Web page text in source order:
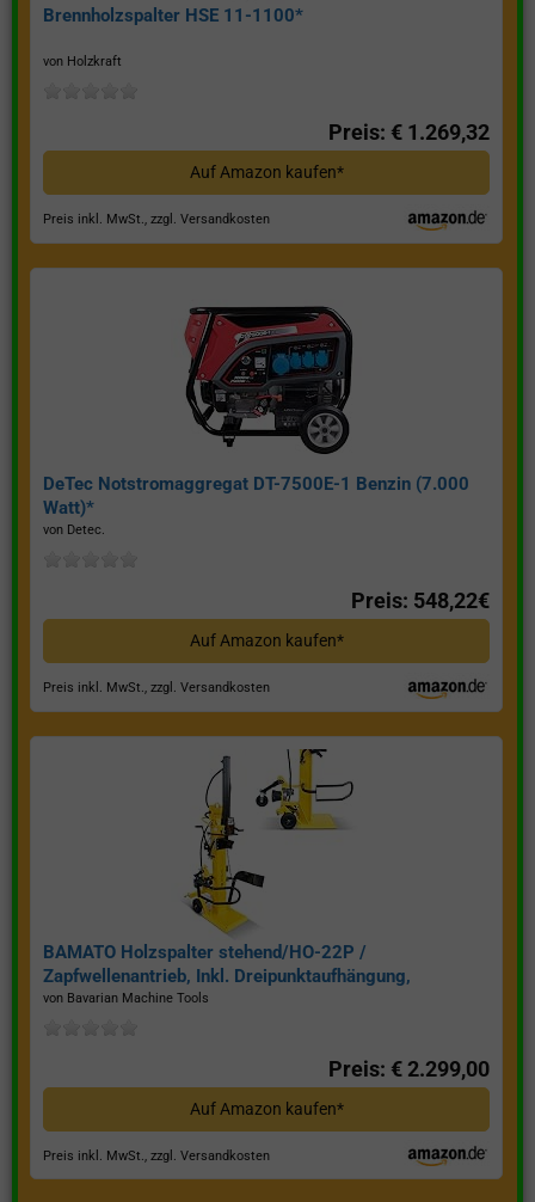
Brennholzspalter HSE 11-1100*
von Holzkraft
Preis: € 1.269,32
Auf Amazon kaufen*
Preis inkl. MwSt., zzgl. Versandkosten
DeTec Notstromaggregat DT-7500E-1 Benzin (7.000
Watt)*
von Detec.
Preis: 548,22€
Auf Amazon kaufen*
Preis inkl. MwSt., zzgl. Versandkosten
BAMATO Holzspalter stehend/HO-22P /
Zapfwellenantrieb, Inkl. Dreipunktaufhängung,
Spaltkraft 22 Tonnen*
von Bavarian Machine Tools
Preis: € 2.299,00
Auf Amazon kaufen*
Preis inkl. MwSt., zzgl. Versandkosten